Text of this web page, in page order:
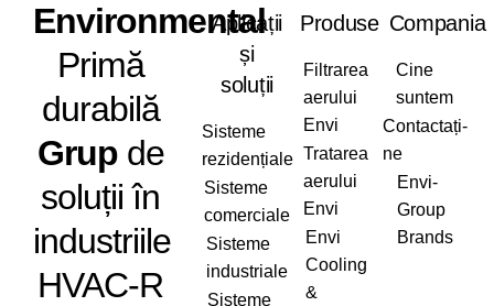
Environmental
Primă
durabilă
Grupde
soluții în
industriile
HVAC-R
Aplicații
și
soluții
Sisteme
rezidențiale
Sisteme
comerciale
Sisteme
industriale
Sisteme
Produse
Filtrarea
aerului
Envi
Tratarea
aerului
Envi
Envi
Cooling
&
Compania
Cine
suntem
Contactați-
ne
Envi-
Group
Brands